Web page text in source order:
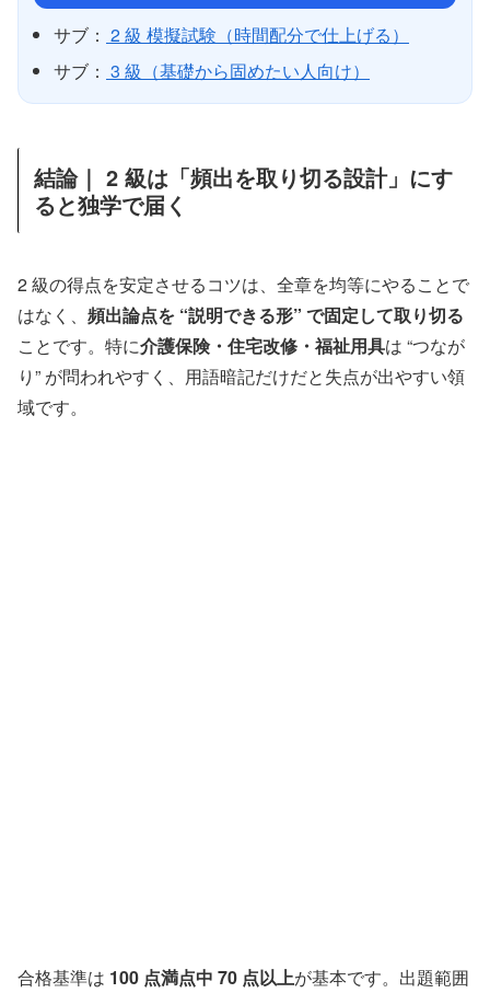
サブ： 2 級 模擬試験（時間配分で仕上げる）
サブ： 3 級（基礎から固めたい人向け）
結論｜ 2 級は「頻出を取り切る設計」にす
ると独学で届く
2 級の得点を安定させるコツは、全章を均等にやることで
はなく、 頻出論点を “説明できる形” で固定して取り切る
ことです。特に介護保険・住宅改修・福祉用具は “つなが
り” が問われやすく、用語暗記だけだと失点が出やすい領
域です。
合格基準は 100 点満点中 70 点以上が基本です。出題範囲